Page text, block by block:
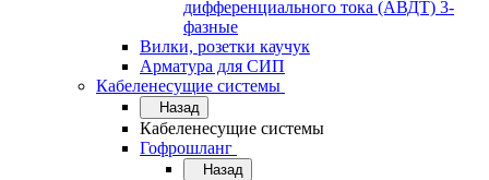
дифференциального тока (АВДТ) 3-
фазные
Вилки, розетки каучук
Арматура для СИП
Кабеленесущие системы
Назад
Кабеленесущие системы
Гофрошланг
Назад